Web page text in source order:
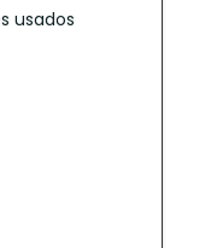
usados